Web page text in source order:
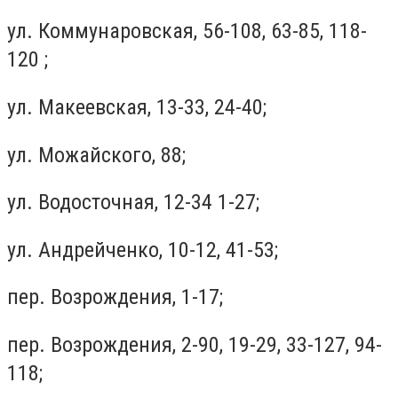
ул. Коммунаровская, 56-108, 63-85, 118-
120 ;
ул. Макеевская, 13-33, 24-40;
ул. Можайского, 88;
ул. Водосточная, 12-34 1-27;
ул. Андрейченко, 10-12, 41-53;
пер. Возрождения, 1-17;
пер. Возрождения, 2-90, 19-29, 33-127, 94-
118;